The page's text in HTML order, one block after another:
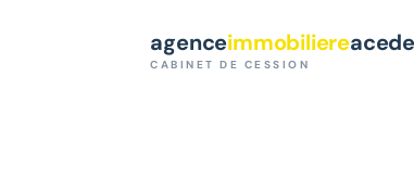
agenceimmobiliere
CABINET DE CESSION